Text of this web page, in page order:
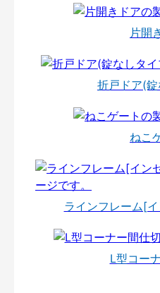
片開
折戸ドア(
ねこ
ラインフレーム[
L型コー